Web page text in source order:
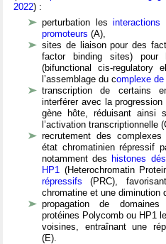
2022) :
perturbation lesinteractions
promoteurs (A),
sites de liaison pour des
factor binding sites) pour
(bifunctional cis-regulatory
l’assemblage du complexe
transcription de certains
interférer avec la
gène hôte, réduisant ainsi
l’activation transcriptionnelle
recrutement des
état chromatinien répressif
notamment deshistones
HP1 (Heterochromatin
répressifs (PRC),
chromatine et une diminution
propagation de domaines
protéines Polycomb ou HP1
voisines, entraînant une
(E).